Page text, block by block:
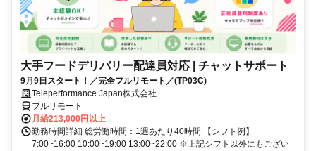
大手フードデリバリー配達員対応 | チャットサポート
9月9日スタート！／完全フルリモート／(TP03C)
Teleperformance Japan株式会社
フルリモート
月給213,000円以上
勤務時間詳細 総労働時間：1週あたり40時間 【シフト例】
7:00~16:00 10:00~19:00 13:00~22:00 ※上記シフト以外にもござい